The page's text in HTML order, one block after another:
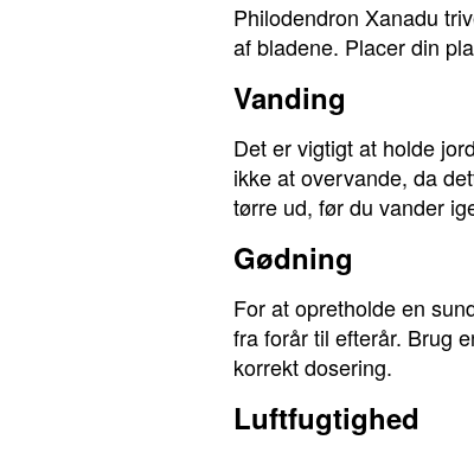
Philodendron Xanadu
af bladene. Placer din
Vanding
Det er vigtigt at holde
ikke at overvande, da
tørre ud, før du vander
Gødning
For at opretholde en
fra forår til efterår. Brug
korrekt dosering.
Luftfugtighed